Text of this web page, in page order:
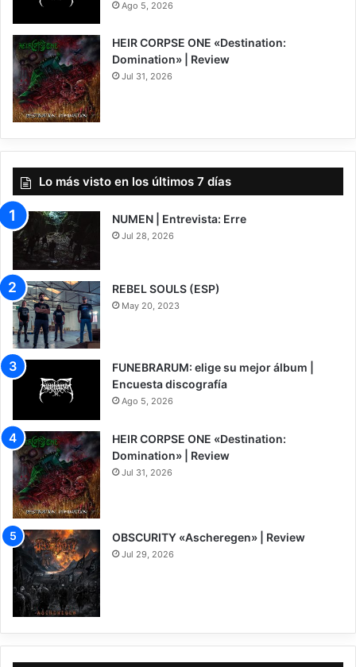
Ago 5, 2026
8
HEIR CORPSE ONE «Destination:
Domination» | Review
Jul 31, 2026
Lo más visto en los últimos 7 días
NUMEN | Entrevista: Erre
Jul 28, 2026
REBEL SOULS (ESP)
May 20, 2023
FUNEBRARUM: elige su mejor álbum |
Encuesta discografía
Ago 5, 2026
8
HEIR CORPSE ONE «Destination:
Domination» | Review
Jul 31, 2026
7.5
OBSCURITY «Ascheregen» | Review
Jul 29, 2026